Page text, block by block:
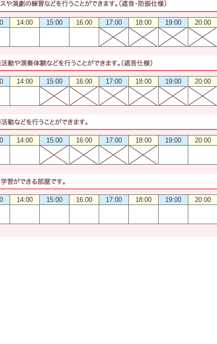
14:00 15:00 16:00 17:00 18:00 19:00 20:00
14:00 15:00 16:00 17:00 18:00 19:00 20:00
14:00 15:00 16:00 17:00 18:00 19:00 20:00
14:00 15:00 16:00 17:00 18:00 19:00 20:00